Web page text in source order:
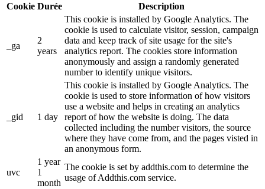
Cookie Durée Description
_ga
2
years
This cookie is installed by Google Analytics. The
cookie is used to calculate visitor, session, campaign
data and keep track of site usage for the site's
analytics report. The cookies store information
anonymously and assign a randomly generated
number to identify unique visitors.
_gid 1 day
This cookie is installed by Google Analytics. The
cookie is used to store information of how visitors
use a website and helps in creating an analytics
report of how the website is doing. The data
collected including the number visitors, the source
where they have come from, and the pages visted in
an anonymous form.
uvc
1 year
1
month
The cookie is set by addthis.com to determine the
usage of Addthis.com service.